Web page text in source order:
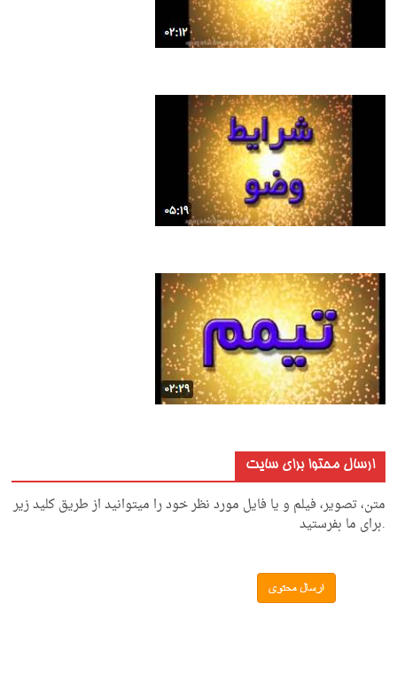
ارسال محتوا برای سایت
متن، تصویر، فیلم و یا فایل مورد نظر خود را میتوانید از طریق کلید زیر
.برای ما بفرستید